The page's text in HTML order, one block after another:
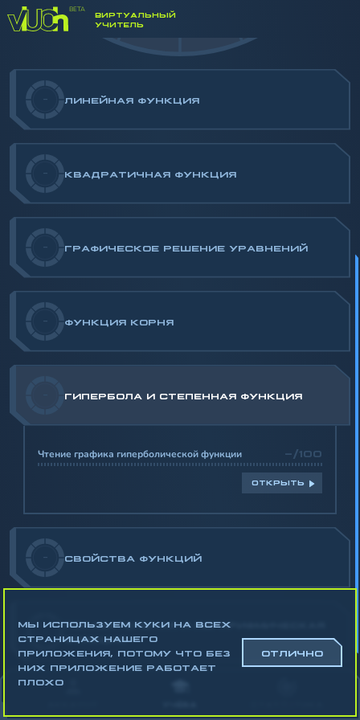
ВИРТУАЛЬНЫЙ
УЧИТЕЛЬ
- ЛИНЕЙНАЯ ФУНКЦИЯ
- КВАДРАТИЧНАЯ ФУНКЦИЯ
- ГРАФИЧЕСКОЕ РЕШЕНИЕ УРАВНЕНИЙ
- ФУНКЦИЯ КОРНЯ
ГИПЕРБОЛА И СТЕПЕННАЯ ФУНКЦИЯ
Чтение графика гиперболической функции -/100
ОТКРЫТЬ
- СВОЙСТВА ФУНКЦИЙ
ПОКАЗАТЕЛЬНАЯ И ЛОГАРИФМИЧЕСКАЯ
ФУНКЦИЯ
Математика
Геометрия
МЫ ИСПОЛЬЗУЕМ КУКИ НА ВСЕХ
СТРАНИЦАХ НАШЕГО
ПРИЛОЖЕНИЯ, ПОТОМУ ЧТО БЕЗ
НИХ ПРИЛОЖЕНИЕ РАБОТАЕТ
ПЛОХО
ОТЛИЧНО